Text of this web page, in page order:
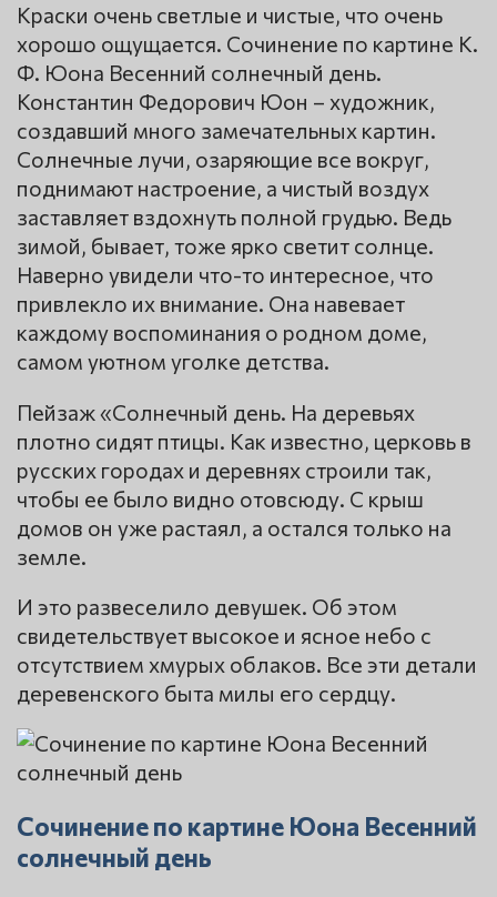
Краски очень светлые и чистые, что очень
хорошо ощущается. Сочинение по картине К.
Ф. Юона Весенний солнечный день.
Константин Федорович Юон – художник,
создавший много замечательных картин.
Солнечные лучи, озаряющие все вокруг,
поднимают настроение, а чистый воздух
заставляет вздохнуть полной грудью. Ведь
зимой, бывает, тоже ярко светит солнце.
Наверно увидели что-то интересное, что
привлекло их внимание. Она навевает
каждому воспоминания о родном доме,
самом уютном уголке детства.
Пейзаж «Солнечный день. На деревьях
плотно сидят птицы. Как известно, церковь в
русских городах и деревнях строили так,
чтобы ее было видно отовсюду. С крыш
домов он уже растаял, а остался только на
земле.
И это развеселило девушек. Об этом
свидетельствует высокое и ясное небо с
отсутствием хмурых облаков. Все эти детали
деревенского быта милы его сердцу.
Сочинение по картине Юона Весенний
солнечный день